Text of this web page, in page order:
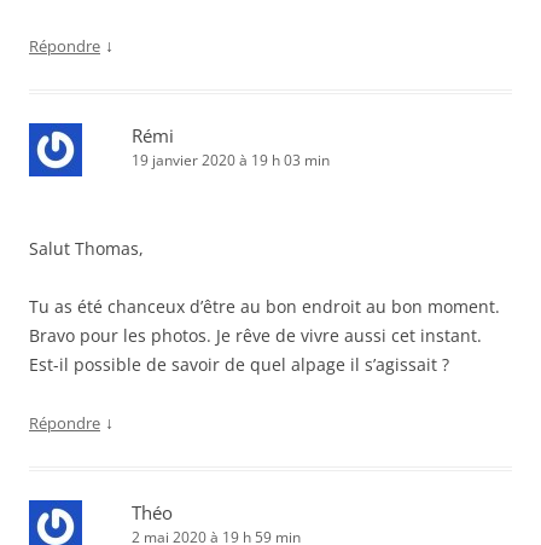
Répondre ↓
Rémi
19 janvier 2020 à 19 h 03 min
Salut Thomas,
Tu as été chanceux d’être au bon endroit au bon moment.
Bravo pour les photos. Je rêve de vivre aussi cet instant.
Est-il possible de savoir de quel alpage il s’agissait ?
Répondre ↓
Théo
2 mai 2020 à 19 h 59 min